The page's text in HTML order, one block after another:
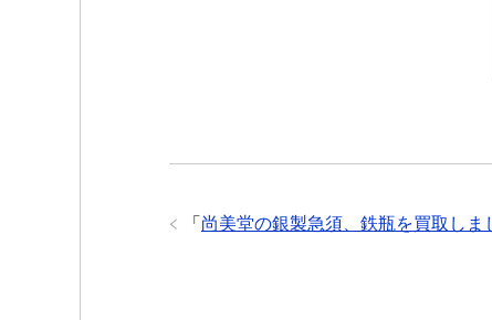
「 尚美堂の銀製急須、鉄瓶を買取しま